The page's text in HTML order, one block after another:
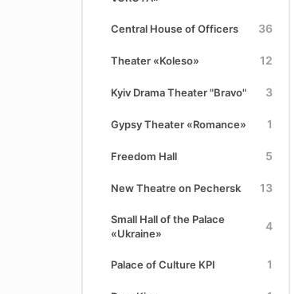
Central House of Officers 36
Theater «Koleso» 12
Kyiv Drama Theater "Bravo" 3
Gypsy Theater «Romance» 1
Freedom Hall 5
New Theatre on Pechersk 13
Small Hall of the Palace
«Ukraine»
4
Palace of Culture KPI 1